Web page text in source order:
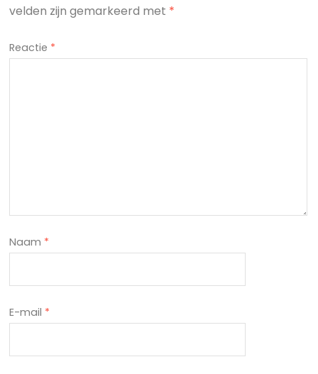
velden zijn gemarkeerd met *
Reactie *
Naam *
E-mail *